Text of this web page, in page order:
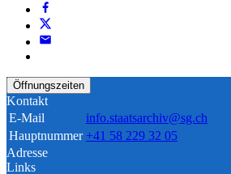
Öffnungszeiten
Kontakt
E-Mail
info.staatsarchiv@sg.ch
Hauptnummer +41 58 229 32 05
Adresse
Links